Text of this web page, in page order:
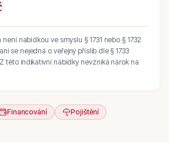
nabídkou ve smyslu § 1731 nebo § 1732
se nejedná o veřejný příslib dle § 1733
této indikativní nabídky nevzniká nárok na
Financování
Pojištění